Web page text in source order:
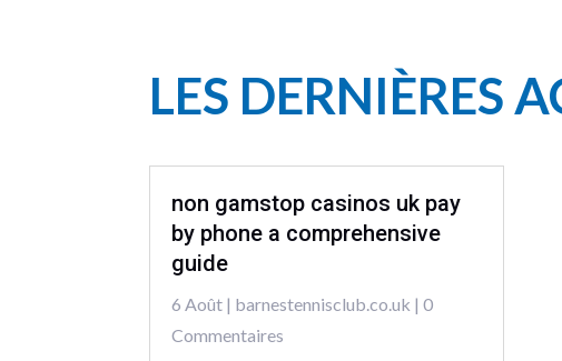
LES DERNIÈRES
non gamstop casinos uk pay
by phone a comprehensive
guide
6 Août | barnestennisclub.co.uk | 0
Commentaires